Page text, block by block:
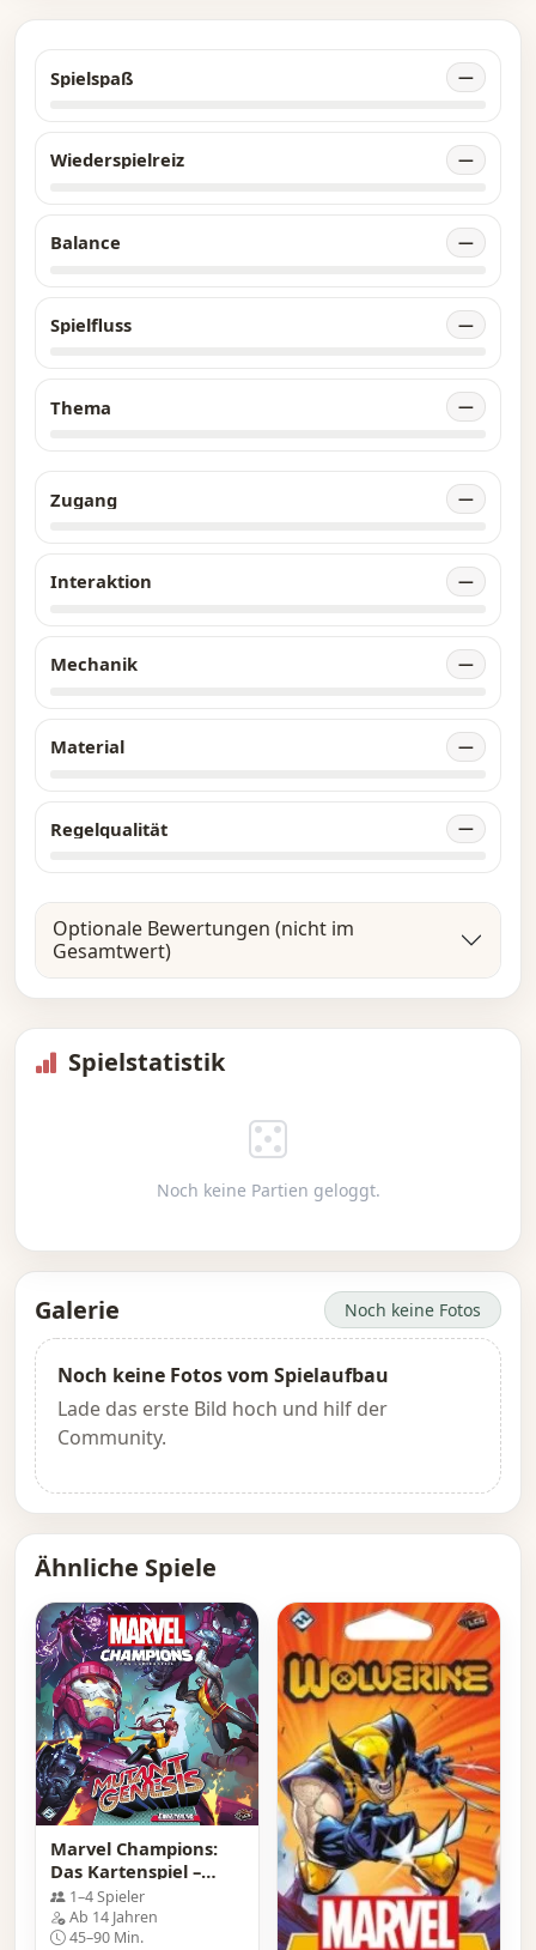
Spielspaß —
Wiederspielreiz —
Balance —
Spielfluss —
Thema —
Zugang —
Interaktion —
Mechanik —
Material —
Regelqualität —
Optionale Bewertungen (nicht im
Gesamtwert)
Spielstatistik
Noch keine Partien geloggt.
Galerie Noch keine Fotos
Noch keine Fotos vom Spielaufbau
Lade das erste Bild hoch und hilf der
Community.
Ähnliche Spiele
Marvel Champions:
Das Kartenspiel –
Mutant Genesis
1–4 Spieler
Ab 14 Jahren
45–90 Min.